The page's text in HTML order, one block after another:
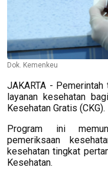
Dok. Kemenkeu
JAKARTA -
layanan kesehatan
Kesehatan Gratis (CKG).
Program ini
pemeriksaan
kesehatan tingkat
Kesehatan.